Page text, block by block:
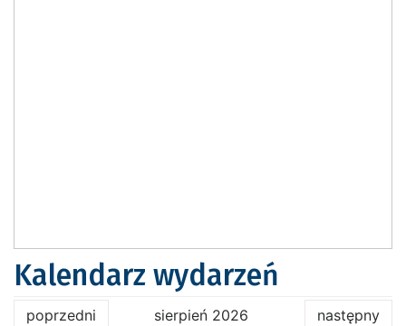
Kalendarz wydarzeń
poprzedni sierpień 2026 następny